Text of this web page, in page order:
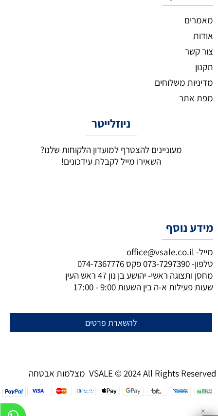
מאמרים
אודות
צור קשר
תקנון
מדיניות משלוחים
מפת אתר
ניוזלייטר
מעוניינים להצטרף למועדון הלקוחות שלנו?
השאירו מייל לקבלת עידכונים!
מידע נוסף
מייל- office@vsale.co.il
טלפון-073-7297390פקס 074-7367776
מחסן ותצוגה ראשי- יהושע בן נון 47 ראש העין
שעות פעילות א-ה בין השעות 9:00 - 17:00
להשארת פרטים
מצלמות אבטחה VSALE © 2024 All Rights Reserved
✕